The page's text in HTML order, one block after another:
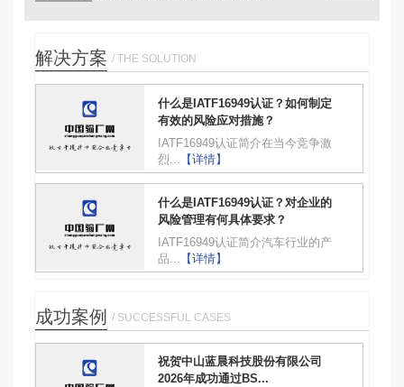
解决方案 / THE SOLUTION
什么是IATF16949认证？如何制定
有效的风险应对措施？
IATF16949认证简介在当今竞争激
烈...
【详情】
什么是IATF16949认证？对企业的
风险管理有何具体要求？
IATF16949认证简介汽车行业的产
品...
【详情】
成功案例 / SUCCESSFUL CASES
祝贺中山蓝晨科技股份有限公司
2026年成功通过BS...